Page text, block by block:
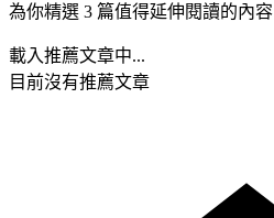
為你精選 3 篇值得延伸閱讀的內容
載入推薦文章中...
目前沒有推薦文章